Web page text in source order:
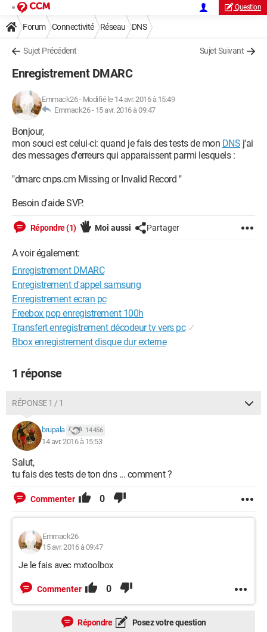
Question
Forum Connectivité Réseau DNS
Sujet Précédent Sujet Suivant
Enregistrement DMARC
Emmack26- Modifié le 14 avr. 2016 à 15:49
Emmack26 - 15 avr. 2016 à 09:47
Bonjour,
mon souci est celui-ci: quand je fais des tests de mon DNS j'ai
des messages d'erreurs qui apparaissent parmi lesquels :
"dmarc cnps.cm Missing or Invalid Record "
Besoin d'aide SVP.
Répondre (1) Moi aussi Partager
A voir également:
Enregistrement DMARC
Enregistrement d'appel samsung
Enregistrement ecran pc
Freebox pop enregistrement 100h
Transfert enregistrement décodeur tv vers pc ✓
Bbox enregistrement disque dur externe
1 réponse
RÉPONSE 1 / 1
brupala 14 456
14 avr. 2016 à 15:53
Salut,
tu fais des tests de ton dns ... comment ?
Commenter 0
Emmack26
15 avr. 2016 à 09:47
Je le fais avec mxtoolbox
Commenter 0
Répondre Posez votre question